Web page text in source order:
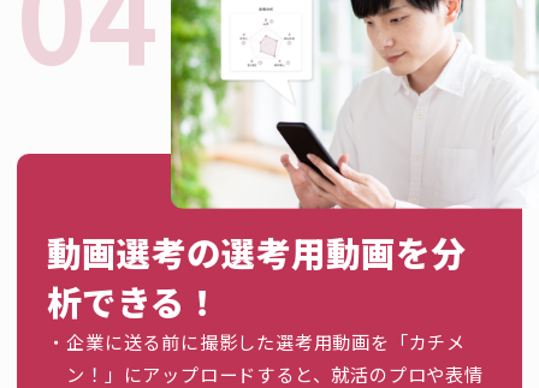
動画選考の選考用動画を分
析できる！
企業に送る前に撮影した選考用動画を「カチメ
ン！」にアップロードすると、就活のプロや表情